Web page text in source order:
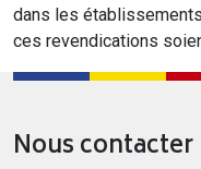
dans les
ces revendications
Nous contacter